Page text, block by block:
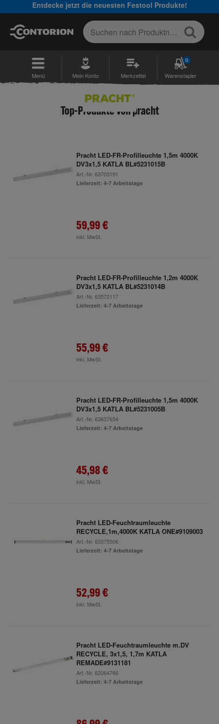
Entdecke jetzt die neuesten Festool Produkte!
Menü Mein Konto Merkzettel
0
Warenstapler
Top-Produkte von pracht
Pracht LED-FR-Profilleuchte 1,5m 4000K
DV3x1,5 KATLA BL#5231015B
Art.-Nr. 63703191
Lieferzeit: 4-7 Arbeitstage
59,99 €
inkl. MwSt.
Pracht LED-FR-Profilleuchte 1,2m 4000K
DV3x1,5 KATLA BL#5231014B
Art.-Nr. 63572117
Lieferzeit: 4-7 Arbeitstage
55,99 €
inkl. MwSt.
Pracht LED-FR-Profilleuchte 1,5m 4000K
DV3x1,5 KATLA BL#5231005B
Art.-Nr. 63637654
Lieferzeit: 4-7 Arbeitstage
45,98 €
inkl. MwSt.
Pracht LED-Feuchtraumleuchte
RECYCLE,1m,4000K KATLA ONE#9109003
Art.-Nr. 63375506
Lieferzeit: 4-7 Arbeitstage
52,99 €
inkl. MwSt.
Pracht LED-Feuchtraumleuchte m.DV
RECYCLE, 3x1,5, 1,7m KATLA
REMADE#9131181
Art.-Nr. 62064766
Lieferzeit: 4-7 Arbeitstage